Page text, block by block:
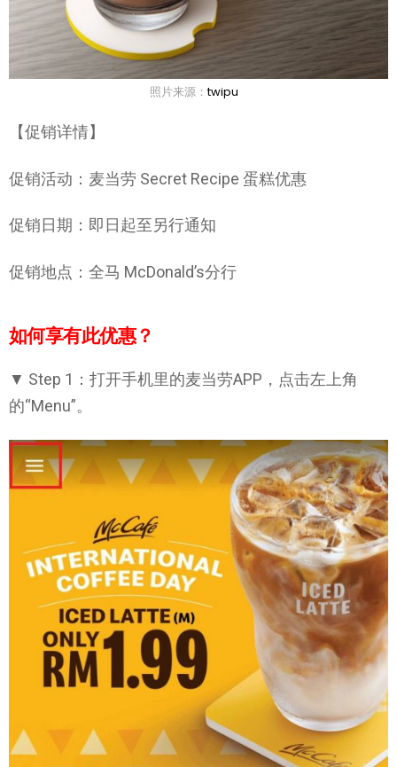
照片来源：twipu
【促销详情】
促销活动：麦当劳 Secret Recipe 蛋糕优惠
促销日期：即日起至另行通知
促销地点：全马 McDonald’s分行
如何享有此优惠？
▼ Step 1：打开手机里的麦当劳APP，点击左上角
的“Menu”。